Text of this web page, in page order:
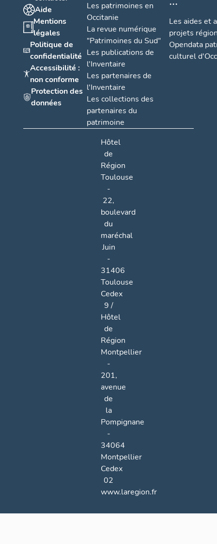
Aide
Mentions
légales
Politique de
confidentialité
Accessibilité :
non conforme
Protection des
données
Les patrimoines en
Occitanie
La revue numérique
"Patrimoines du Sud"
Les publications de
l'Inventaire
Les partenaires de
l'Inventaire
Les collections des
partenaires du
patrimoine
Les aides et
projets
Opendata
culturel
Hôtel
de
Région
Toulouse
-
22,
boulevard
du
maréchal
Juin
-
31406
Toulouse
Cedex
9 /
Hôtel
de
Région
Montpellier
-
201,
avenue
de
la
Pompignane
-
34064
Montpellier
Cedex
02
www.laregion.fr